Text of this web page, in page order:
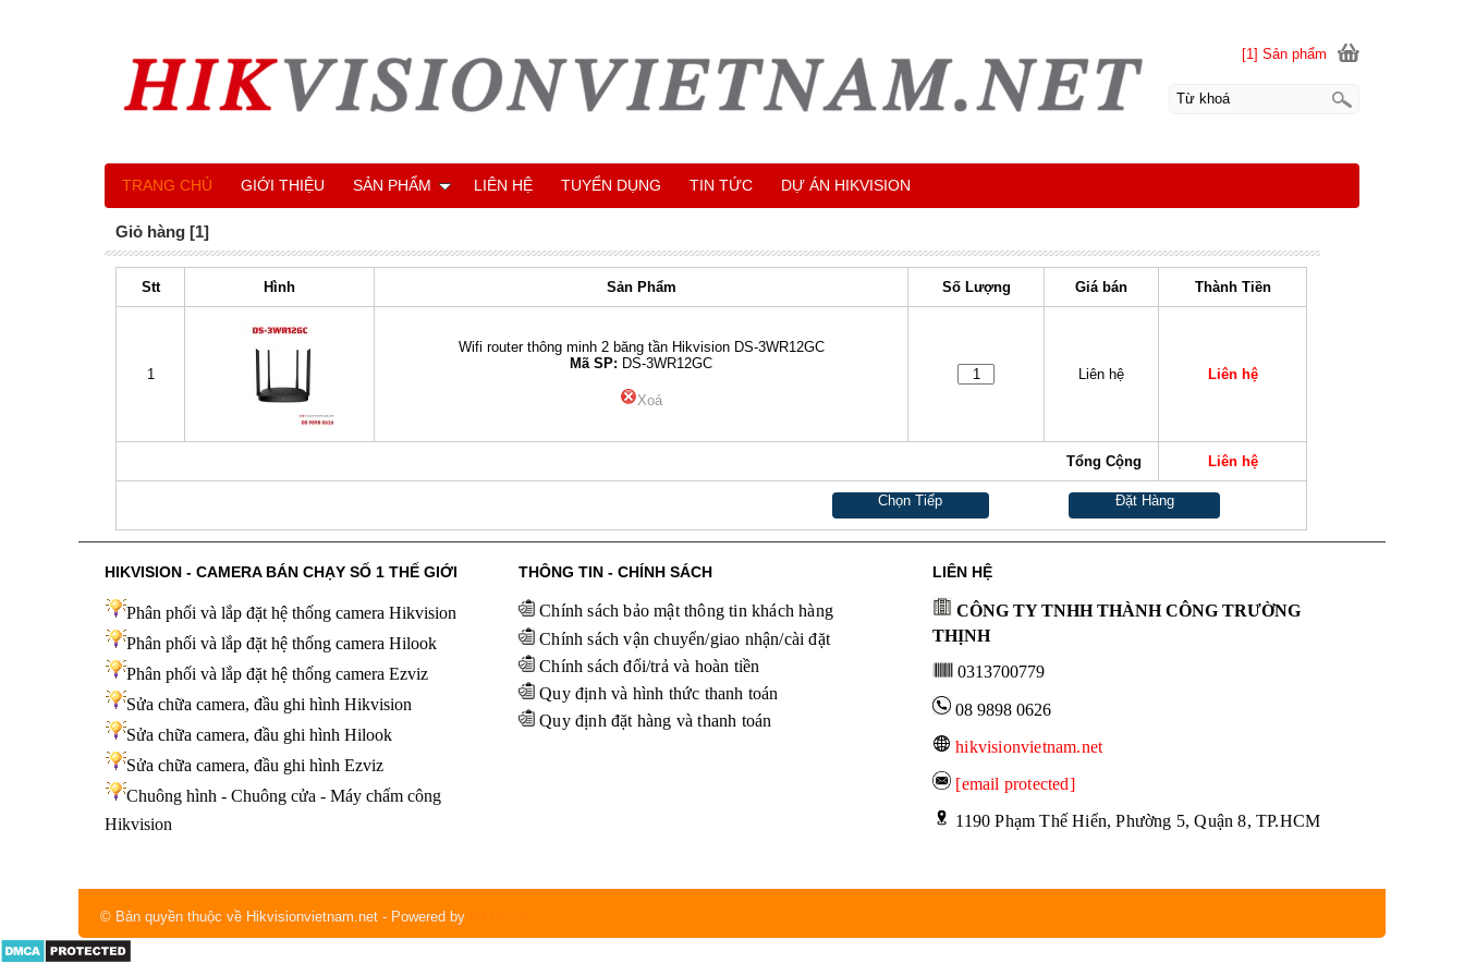
Giỏ hàng [1]
Stt Hình Sản Phẩm Số Lượng Giá bán Thành Tiền
1
Wifi router thông minh 2 băng tần Hikvision DS-3WR12GC
Mã SP: DS-3WR12GC
Xoá
Liên hệ Liên hệ
Tổng Cộng Liên hệ
Đặt Hàng
Chọn Tiếp
[1] Sản phẩm
TRANG CHỦ GIỚI THIỆU SẢN PHẨM LIÊN HỆ TUYỂN DỤNG TIN TỨC DỰ ÁN HIKVISION
HIKVISION - CAMERA BÁN CHẠY SỐ 1 THẾ GIỚI
Phân phối và lắp đặt hệ thống camera Hikvision
Phân phối và lắp đặt hệ thống camera Hilook
Phân phối và lắp đặt hệ thống camera Ezviz
Sửa chữa camera, đầu ghi hình Hikvision
Sửa chữa camera, đầu ghi hình Hilook
Sửa chữa camera, đầu ghi hình Ezviz
Chuông hình - Chuông cửa - Máy chấm công
Hikvision
THÔNG TIN - CHÍNH SÁCH
Chính sách bảo mật thông tin khách hàng
Chính sách vận chuyển/giao nhận/cài đặt
Chính sách đổi/trả và hoàn tiền
Quy định và hình thức thanh toán
Quy định đặt hàng và thanh toán
LIÊN HỆ
CÔNG TY TNHH THÀNH CÔNG TRƯỜNG
THỊNH
0313700779
08 9898 0626
hikvisionvietnam.net
[email protected]
1190 Phạm Thế Hiển, Phường 5, Quận 8, TP.HCM
© Bản quyền thuộc về Hikvisionvietnam.net - Powered by